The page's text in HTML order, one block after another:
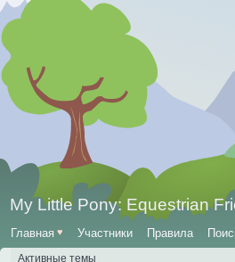
My Little Pony: Equestrian
Главная ♥ Участники Правила
Активные темы